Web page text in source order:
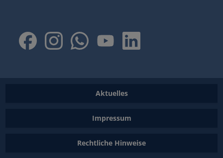
Aktuelles
Impressum
Rechtliche Hinweise